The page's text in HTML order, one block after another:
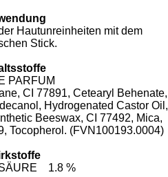
Hautunreinheiten mit dem
Stick.
PARFUM
CI 77891, Cetearyl Behenate,
Hydrogenated Castor Oil,
Beeswax, CI 77492, Mica,
Tocopherol. (FVN100193.0004)
1.8 %